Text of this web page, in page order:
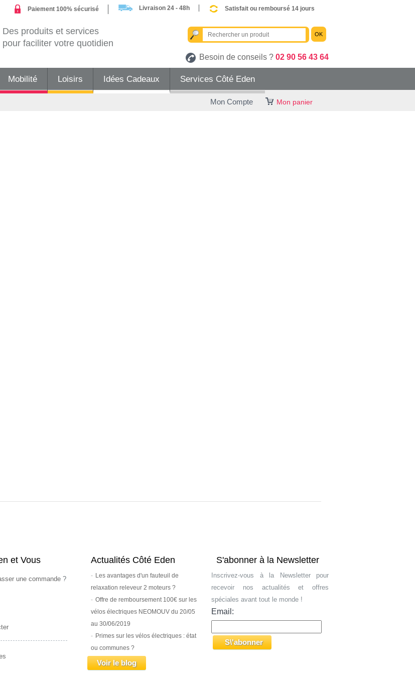
Paiement 100% sécurisé Livraison 24 - 48h Satisfait ou remboursé 14 jours
Des produits et services
pour faciliter votre quotidien
OK
Besoin de conseils ? 02 90 56 43 64
Mobilité Loisirs Idées Cadeaux Services Côté Eden
Mon panier
Mon Compte
et Vous
une commande ?
Actualités Côté Eden
Les avantages d'un fauteuil de
relaxation releveur 2 moteurs ?
Offre de remboursement 100€ sur les
vélos électriques NEOMOUV du 20/05
au 30/06/2019
Primes sur les vélos électriques : état
ou communes ?
Voir le blog
S'abonner à la Newsletter
Inscrivez-vous à la Newsletter pour
recevoir nos actualités et offres
spéciales avant tout le monde !
Email: